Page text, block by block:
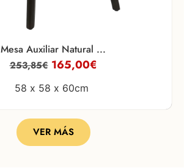
Mesa Auxiliar Natural ...
253,85€ 165,00€
58 x 58 x 60cm
VER MÁS